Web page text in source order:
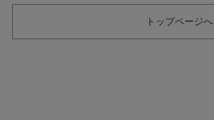
トップページへ